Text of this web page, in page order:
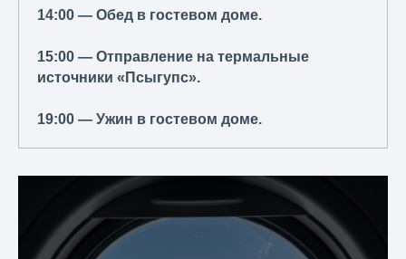
14:00 — Обед в гостевом доме.
15:00 — Отправление на термальные
источники «Псыгупс».
19:00 — Ужин в гостевом доме.